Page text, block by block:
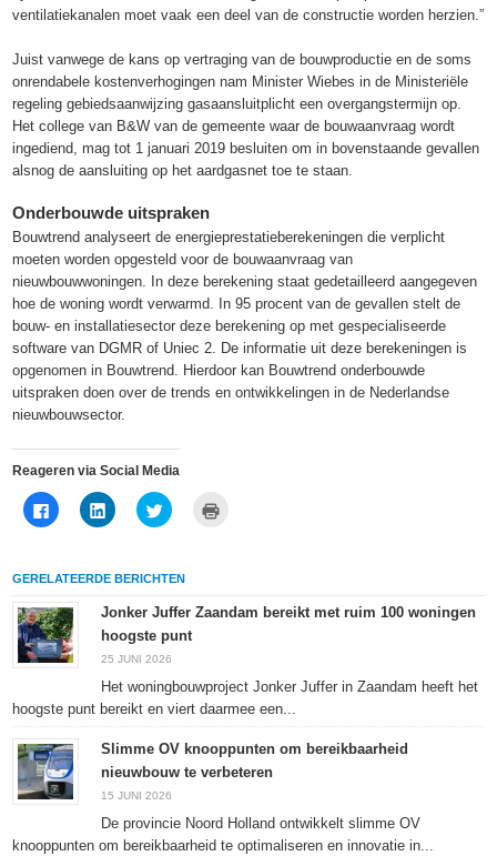
ventilatiekanalen moet vaak een deel van de constructie worden herzien.”
Juist vanwege de kans op vertraging van de bouwproductie en de soms
onrendabele kostenverhogingen nam Minister Wiebes in de Ministeriële
regeling gebiedsaanwijzing gasaansluitplicht een overgangstermijn op.
Het college van B&W van de gemeente waar de bouwaanvraag wordt
ingediend, mag tot 1 januari 2019 besluiten om in bovenstaande gevallen
alsnog de aansluiting op het aardgasnet toe te staan.
Onderbouwde uitspraken
Bouwtrend analyseert de energieprestatieberekeningen die verplicht
moeten worden opgesteld voor de bouwaanvraag van
nieuwbouwwoningen. In deze berekening staat gedetailleerd aangegeven
hoe de woning wordt verwarmd. In 95 procent van de gevallen stelt de
bouw- en installatiesector deze berekening op met gespecialiseerde
software van DGMR of Uniec 2. De informatie uit deze berekeningen is
opgenomen in Bouwtrend. Hierdoor kan Bouwtrend onderbouwde
uitspraken doen over de trends en ontwikkelingen in de Nederlandse
nieuwbouwsector.
Reageren via Social Media
Klik
om
Facebook
(Wordt
een
nieuw
venster
geopend)
Klik
om
delen
(Wordt
een
venster
geopend)
Klik
om
Twitter
(Wordt
een
venster
geopend)
nieuw
GERELATEERDE BERICHTEN
Jonker Juffer Zaandam bereikt met ruim 100 woningen
hoogste punt
25 JUNI 2026
Het woningbouwproject Jonker Juffer in Zaandam heeft het
hoogste punt bereikt en viert daarmee een...
Slimme OV knooppunten om bereikbaarheid
nieuwbouw te verbeteren
15 JUNI 2026
De provincie Noord Holland ontwikkelt slimme OV
knooppunten om bereikbaarheid te optimaliseren en innovatie in...